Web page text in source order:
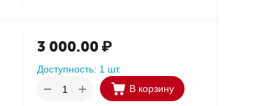
3 000.00 ₽
Доступность: 1 шт.
+
− В корзину